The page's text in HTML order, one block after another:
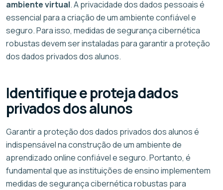
ambiente virtual. A privacidade dos dados pessoais é
essencial para a criação de um ambiente confiável e
seguro. Para isso, medidas de segurança cibernética
robustas devem ser instaladas para garantir a proteção
dos dados privados dos alunos.
Identifique e proteja dados
privados dos alunos
Garantir a proteção dos dados privados dos alunos é
indispensável na construção de um ambiente de
aprendizado online confiável e seguro. Portanto, é
fundamental que as instituições de ensino implementem
medidas de segurança cibernética robustas para